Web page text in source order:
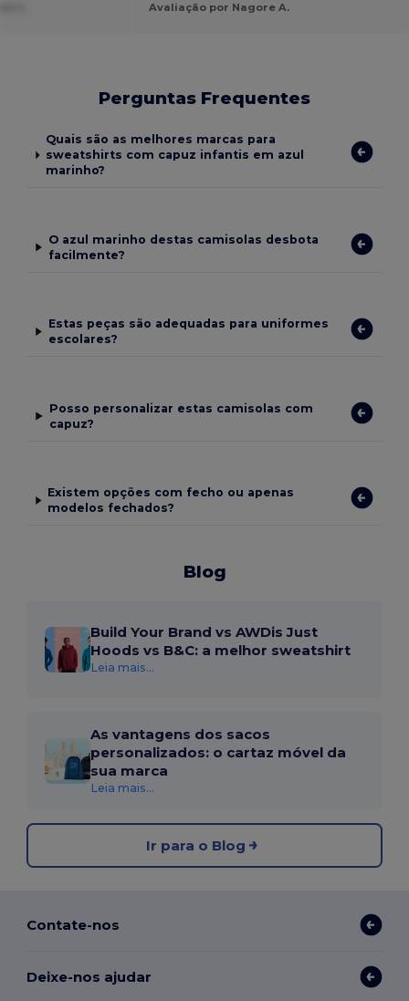
Avaliação por Nagore A.
Perguntas Frequentes
Quais são as melhores marcas para
sweatshirts com capuz infantis em azul
marinho?
O azul marinho destas camisolas desbota
facilmente?
Estas peças são adequadas para uniformes
escolares?
Posso personalizar estas camisolas com
capuz?
Existem opções com fecho ou apenas
modelos fechados?
Blog
Build Your Brand vs AWDis Just
Hoods vs B&C: a melhor sweatshirt
Leia mais...
As vantagens dos sacos
personalizados: o cartaz móvel da
sua marca
Leia mais...
Ir para o Blog
Contate-nos
Deixe-nos ajudar